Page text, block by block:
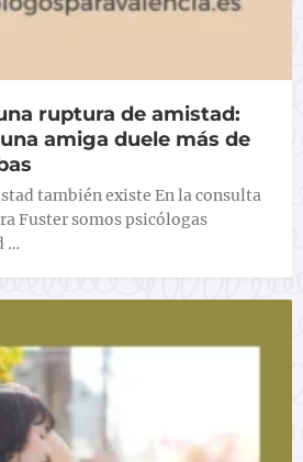
ruptura de amistad:
amiga duele más de
también existe En la consulta
Fuster somos psicólogas
…